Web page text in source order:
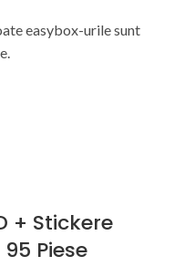
easybox-urile sunt
+ Stickere
Piese